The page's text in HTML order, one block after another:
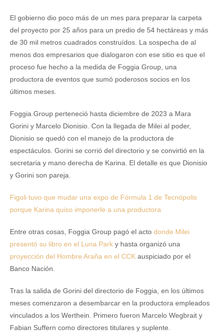
El gobierno dio poco más de un mes para preparar la carpeta
del proyecto por 25 años para un predio de 54 hectáreas y más
de 30 mil metros cuadrados construídos. La sospecha de al
menos dos empresarios que dialogaron con ese sitio es que el
proceso fue hecho a la medida de Foggia Group, una
productora de eventos que sumó poderosos socios en los
últimos meses.
Foggia Group perteneció hasta diciembre de 2023 a Mara
Gorini y Marcelo Dionisio. Con la llegada de Milei al poder,
Dionisio se quedó con el manejo de la productora de
espectáculos. Gorini se corrió del directorio y se convirtió en la
secretaria y mano derecha de Karina. El detalle es que Dionisio
y Gorini son pareja.
Figoli tuvo que mudar una expo de Fórmula 1 de Tecnópolis
porque Karina quiso imponerle a una productora
Entre otras cosas, Foggia Group pagó el acto donde Milei
presentó su libro en el Luna Park y hasta organizó una
proyección del Hombre Araña en el CCK auspiciado por el
Banco Nación.
Tras la salida de Gorini del directorio de Foggia, en los últimos
meses comenzaron a desembarcar en la productora empleados
vinculados a los Werthein. Primero fueron Marcelo Wegbrait y
Fabian Suffern como directores titulares y suplente.